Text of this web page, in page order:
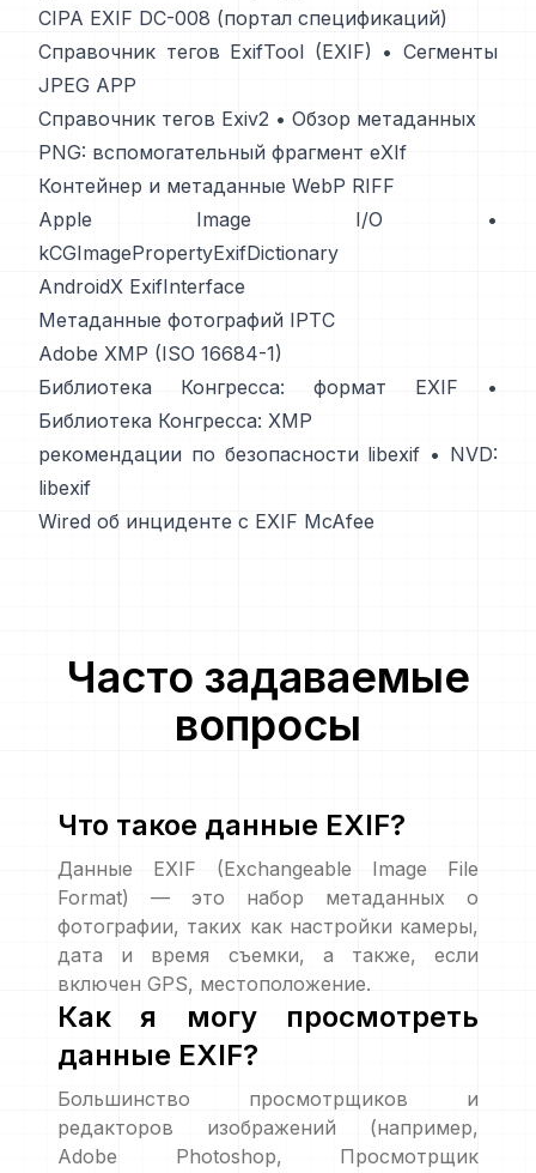
CIPA EXIF DC-008 (портал спецификаций)
Справочник тегов ExifTool (EXIF) • Сегменты
JPEG APP
Справочник тегов Exiv2 • Обзор метаданных
PNG: вспомогательный фрагмент eXIf
Контейнер и метаданные WebP RIFF
Apple Image I/O •
kCGImagePropertyExifDictionary
AndroidX ExifInterface
Метаданные фотографий IPTC
Adobe XMP (ISO 16684-1)
Библиотека Конгресса: формат EXIF
•
Библиотека Конгресса: XMP
рекомендации по безопасности libexif • NVD:
libexif
Wired об инциденте с EXIF McAfee
Часто задаваемые
вопросы
Что такое данные EXIF?
Данные EXIF (Exchangeable Image File
Format) — это набор метаданных о
фотографии, таких как настройки камеры,
дата и время съемки, а также, если
включен GPS, местоположение.
Как я могу просмотреть
данные EXIF?
Большинство просмотрщиков и
редакторов изображений (например,
Adobe Photoshop, Просмотрщик